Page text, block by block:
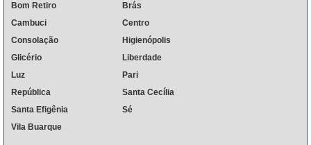
Bom Retiro
Brás
Cambuci
Centro
Consolação
Higienópolis
Glicério
Liberdade
Luz
Pari
República
Santa Cecília
Santa Efigênia
Sé
Vila Buarque